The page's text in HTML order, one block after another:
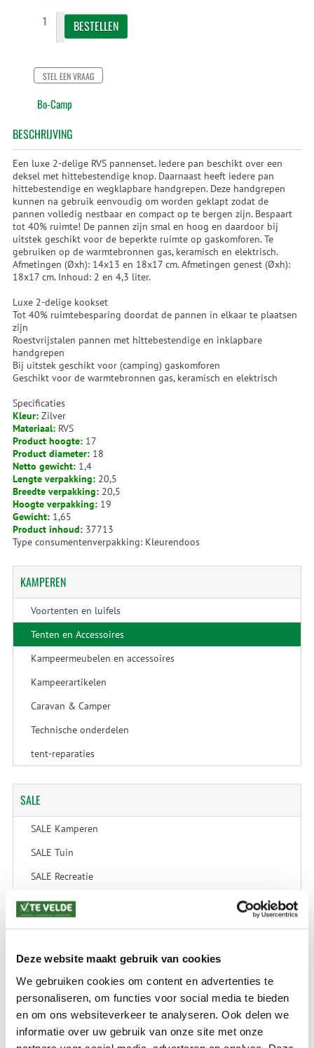
Deze website maakt gebruik van cookies
We gebruiken cookies om content en advertenties te
personaliseren, om functies voor social media te bieden
en om ons websiteverkeer te analyseren. Ook delen we
informatie over uw gebruik van onze site met onze
STEL EEN VRAAG
Bo-Camp
BESCHRIJVING
Een luxe 2-delige RVS pannenset. Iedere pan beschikt over een
deksel met hittebestendige knop. Daarnaast heeft iedere pan
hittebestendige en wegklapbare handgrepen. Deze handgrepen
kunnen na gebruik eenvoudig om worden geklapt zodat de
pannen volledig nestbaar en compact op te bergen zijn. Bespaart
tot 40% ruimte! De pannen zijn smal en hoog en daardoor bij
uitstek geschikt voor de beperkte ruimte op gaskomforen. Te
gebruiken op de warmtebronnen gas, keramisch en elektrisch.
Afmetingen (Øxh): 14x13 en 18x17 cm. Afmetingen genest (Øxh):
18x17 cm. Inhoud: 2 en 4,3 liter.
Luxe 2-delige kookset
Tot 40% ruimtebesparing doordat de pannen in elkaar te plaatsen
zijn
Roestvrijstalen pannen met hittebestendige en inklapbare
handgrepen
Bij uitstek geschikt voor (camping) gaskomforen
Geschikt voor de warmtebronnen gas, keramisch en elektrisch
Specificaties
Kleur:Zilver
Materiaal:RVS
Product hoogte: 17
Product diameter: 18
Netto gewicht: 1,4
Lengte verpakking: 20,5
Breedte verpakking: 20,5
Hoogte verpakking: 19
Gewicht: 1,65
Product inhoud:37713
Type consumentenverpakking: Kleurendoos
KAMPEREN
Voortenten en luifels
Tenten en Accessoires
Kampeermeubelen en accessoires
Kampeerartikelen
Caravan & Camper
Technische onderdelen
tent-reparaties
SALE
SALE Kamperen
SALE Tuin
SALE Recreatie
SALE Outdoor
VERZENDKOSTEN: € 8,99
GEEN VERZENDKOSTEN BOVEN € 175,-
(bij verzending via Pakketdienst tot 10 kg)*